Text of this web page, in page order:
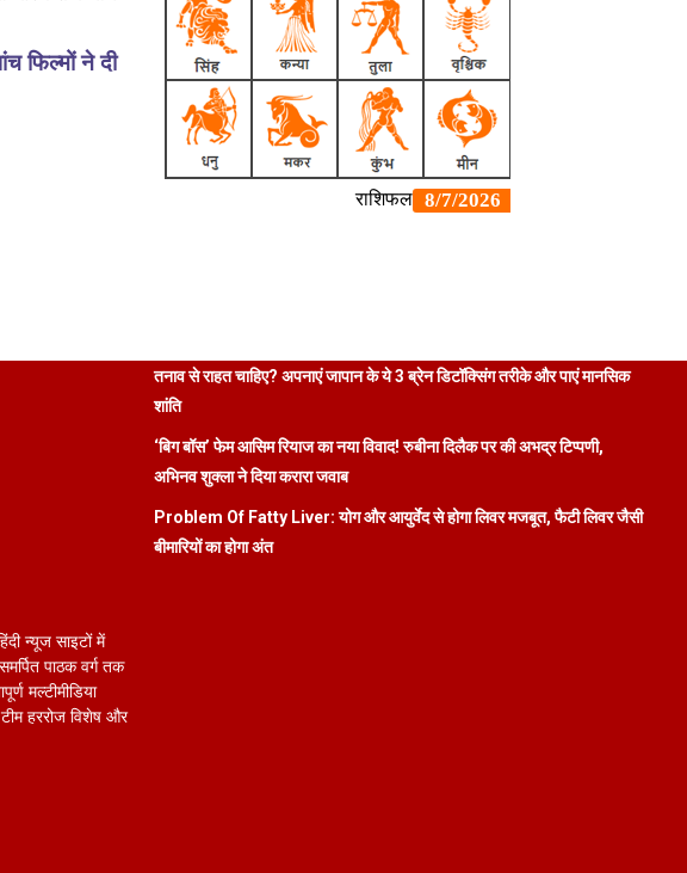
फिल्मों ने दी
तनाव से राहत चाहिए? अपनाएं जापान के ये 3 ब्रेन डिटॉक्सिंग तरीके और पाएं मानसिक
शांति
‘बिग बॉस’ फेम आसिम रियाज का नया विवाद! रुबीना दिलैक पर की अभद्र टिप्पणी,
अभिनव शुक्ला ने दिया करारा जवाब
Problem Of Fatty Liver: योग और आयुर्वेद से होगा लिवर मजबूत, फैटी लिवर जैसी
बीमारियों का होगा अंत
न्यूज साइटों में
पाठक वर्ग तक
मल्टीमीडिया
हररोज विशेष और